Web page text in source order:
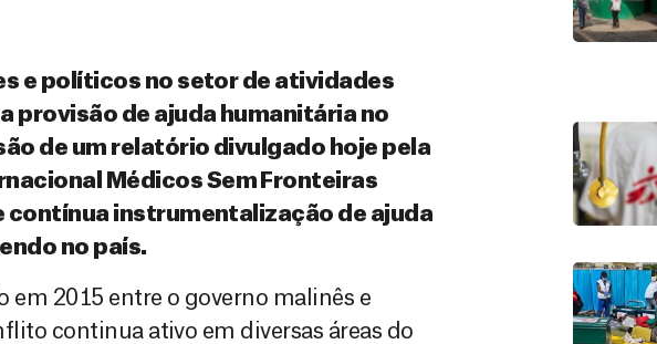
e políticos no setor de atividades
provisão de ajuda humanitária no
de um relatório divulgado hoje pela
Médicos Sem Fronteiras
contínua instrumentalização de ajuda
no país.
em 2015 entre o governo malinês e
continua ativo em diversas áreas do